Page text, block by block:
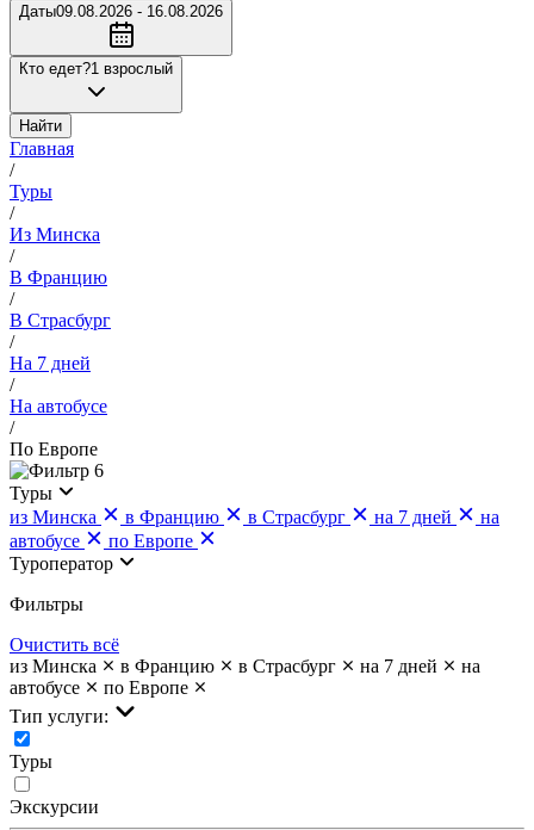
Даты09.08.2026 - 16.08.2026
Кто едет?1 взрослый
Найти
Главная
/
Туры
/
Из Минска
/
В Францию
/
В Страсбург
/
На 7 дней
/
На автобусе
/
По Европе
6
Туры
из Минска
в Францию в Страсбург на 7 дней
на
автобусе
по Европе
Туроператор
Фильтры
Очистить всё
из Минска
в Францию в Страсбург на 7 дней
на
автобусе
по Европе
Тип услуги:
Туры
Экскурсии